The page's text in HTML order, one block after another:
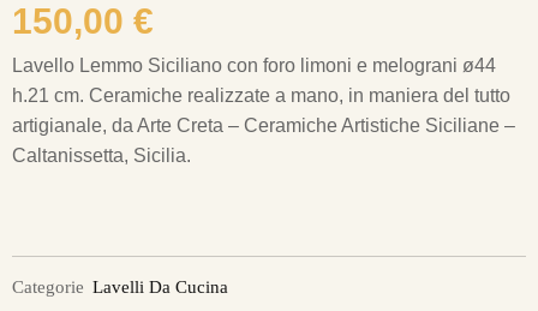
150,00 €
Lavello Lemmo Siciliano con foro limoni e melograni ø44
h.21 cm. Ceramiche realizzate a mano, in maniera del tutto
artigianale, da Arte Creta – Ceramiche Artistiche Siciliane –
Caltanissetta, Sicilia.
Categorie Lavelli Da Cucina